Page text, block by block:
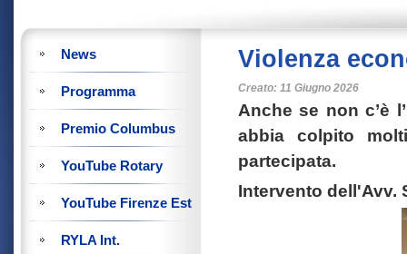
News
Programma
Premio Columbus
YouTube Rotary
YouTube Firenze Est
RYLA Int.
Violenza
Creato: 11 Giugno 2026
Anche se non c’è
abbia colpito
partecipata.
Intervento dell'Avv.